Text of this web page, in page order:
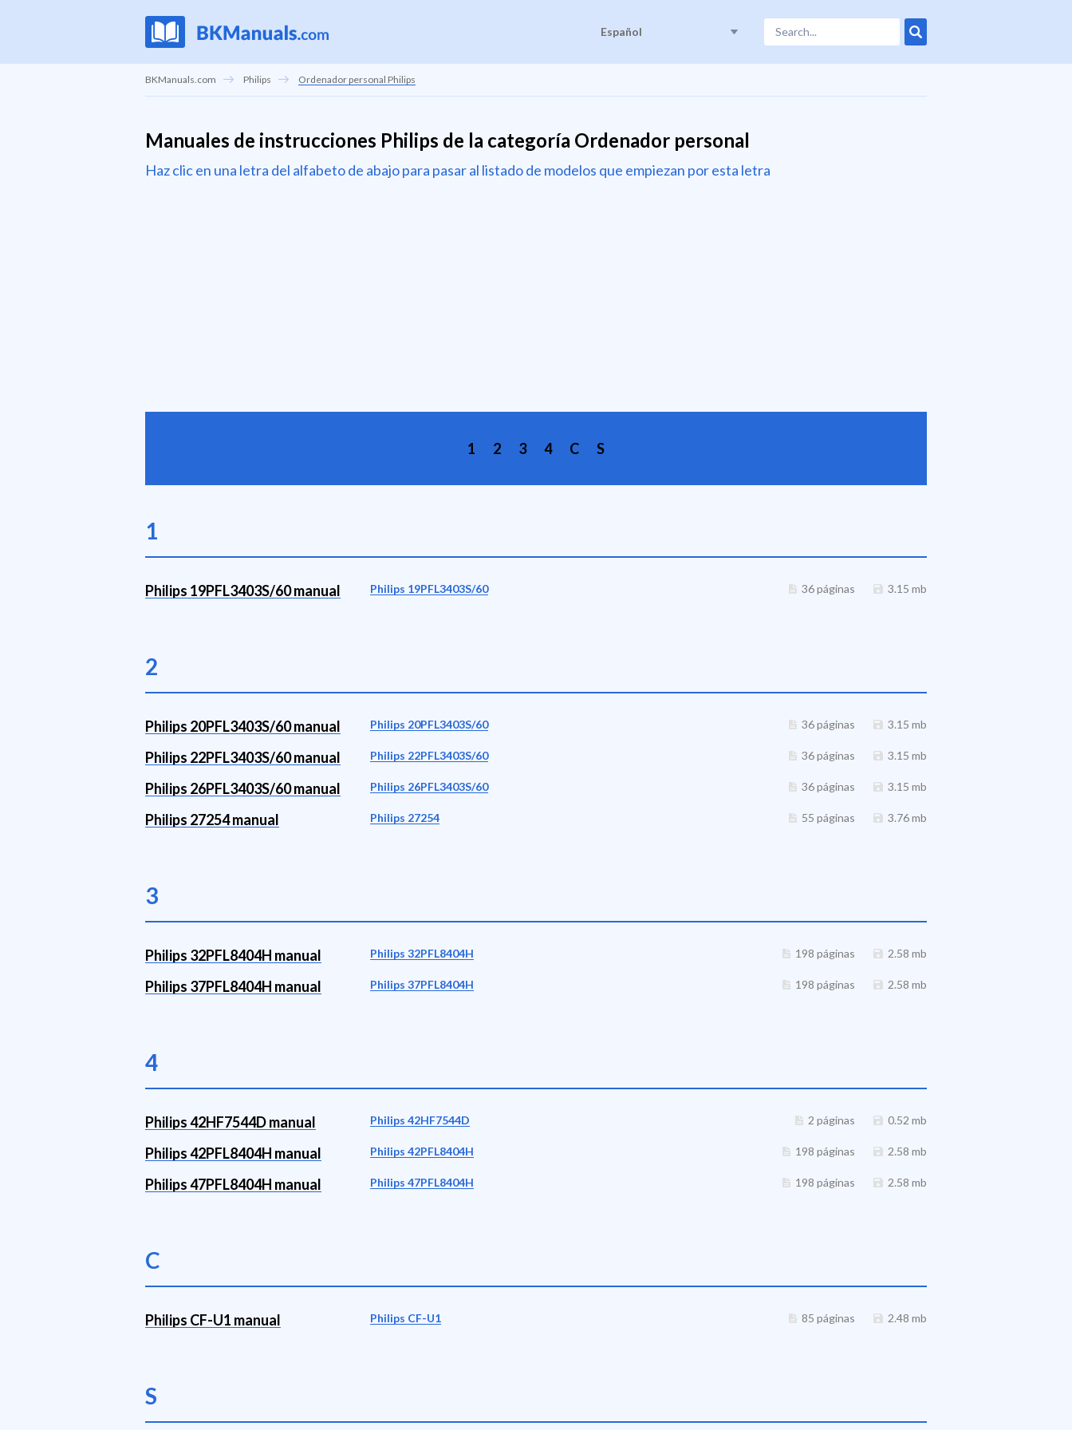
Español
BKManuals.com Philips Ordenador personal Philips
Manuales de instrucciones Philips de la categoría Ordenador personal
Haz clic en una letra del alfabeto de abajo para pasar al listado de modelos que empiezan por esta letra
1 2 3 4 C S
1
Philips 19PFL3403S/60 manual Philips 19PFL3403S/60 36 páginas 3.15 mb
2
Philips 20PFL3403S/60 manual Philips 20PFL3403S/60 36 páginas 3.15 mb
Philips 22PFL3403S/60 manual Philips 22PFL3403S/60 36 páginas 3.15 mb
Philips 26PFL3403S/60 manual Philips 26PFL3403S/60 36 páginas 3.15 mb
Philips 27254 manual Philips 27254 55 páginas 3.76 mb
3
Philips 32PFL8404H manual Philips 32PFL8404H 198 páginas 2.58 mb
Philips 37PFL8404H manual Philips 37PFL8404H 198 páginas 2.58 mb
4
Philips 42HF7544D manual Philips 42HF7544D 2 páginas 0.52 mb
Philips 42PFL8404H manual Philips 42PFL8404H 198 páginas 2.58 mb
Philips 47PFL8404H manual Philips 47PFL8404H 198 páginas 2.58 mb
C
Philips CF-U1 manual Philips CF-U1 85 páginas 2.48 mb
S